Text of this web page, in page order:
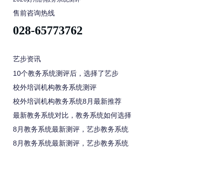
售前咨询热线
028-65773762
艺步资讯
10个教务系统测评后，选择了艺步
校外培训机构教务系统测评
校外培训机构教务系统8月最新推荐
最新教务系统对比，教务系统如何选择
8月教务系统最新测评，艺步教务系统
8月教务系统最新测评，艺步教务系统